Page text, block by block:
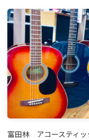
富田林 アコースティッ